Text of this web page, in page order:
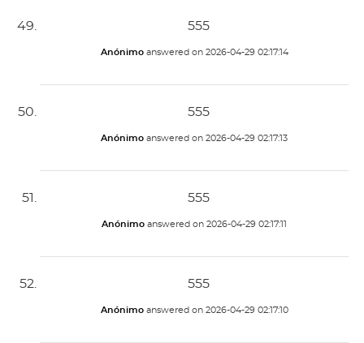
555
Anónimoanswered on 2026-04-29 02:17:14
555
Anónimo answered on 2026-04-29 02:17:13
555
Anónimo answered on 2026-04-29 02:17:11
555
Anónimoanswered on 2026-04-29 02:17:10